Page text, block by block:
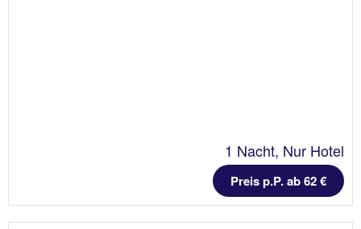
1 Nacht, Nur Hotel
Preis p.P. ab 62 €